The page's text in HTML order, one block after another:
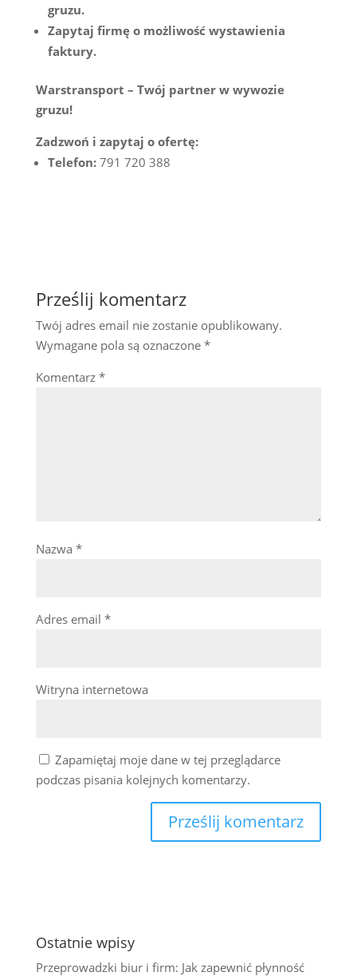
gruzu.
Zapytaj firmę o możliwość wystawienia
faktury.
Warstransport – Twój partner w wywozie
gruzu!
Zadzwoń i zapytaj o ofertę:
Telefon:791 720 388
Prześlij komentarz
Twój adres email nie zostanie opublikowany.
Wymagane pola są oznaczone *
Komentarz *
Nazwa *
Adres email *
Witryna internetowa
Zapamiętaj moje dane w tej przeglądarce
podczas pisania kolejnych komentarzy.
Ostatnie wpisy
Przeprowadzki biur i firm: Jak zapewnić płynność